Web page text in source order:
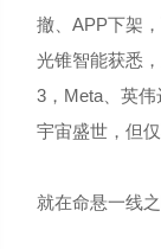
撤、APP下架
光锥智能获悉
3，Meta、英
宇宙盛世，但
就在命悬一线